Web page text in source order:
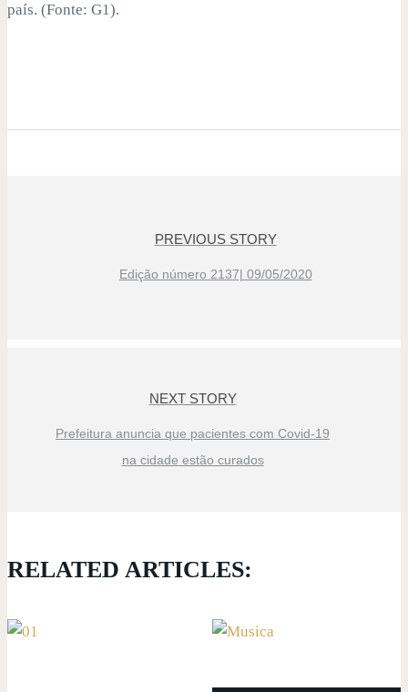
país. (Fonte: G1).
PREVIOUS STORY
Edição número 2137| 09/05/2020
NEXT STORY
Prefeitura anuncia que pacientes com Covid-19
na cidade estão curados
RELATED ARTICLES: